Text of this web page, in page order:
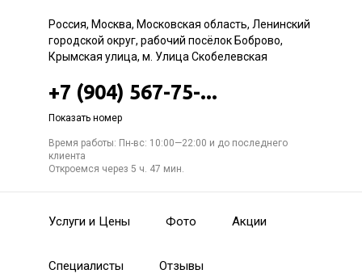
Россия, Москва, Московская область, Ленинский
городской округ, рабочий посёлок Боброво,
Крымская улица, м. Улица Скобелевская
+7 (904) 567-75-...
Показать номер
Время работы: Пн-вс: 10:00—22:00 и до последнего
клиента
Откроемся через 5 ч. 47 мин.
Услуги и Цены Фото Акции
Специалисты Отзывы